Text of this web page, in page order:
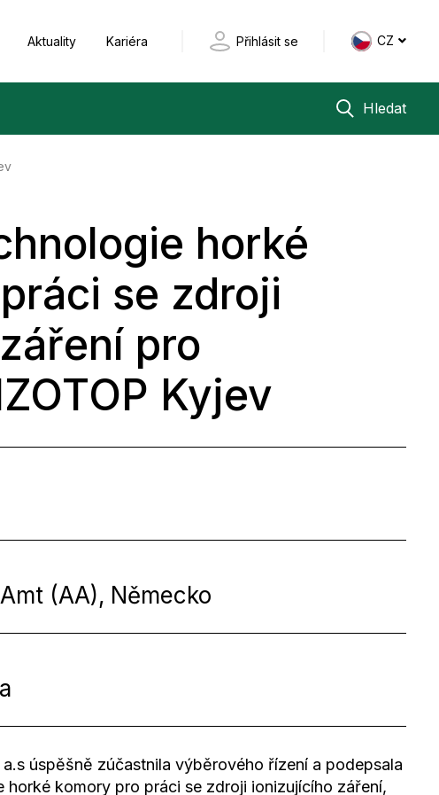
Aktuality Kariéra Přihlásit se CZ
Hledat
horké
se zdroji
pro
Kyjev
(AA), Německo
úspěšně zúčastnila výběrového řízení a podepsala
komory pro práci se zdroji ionizujícího záření,